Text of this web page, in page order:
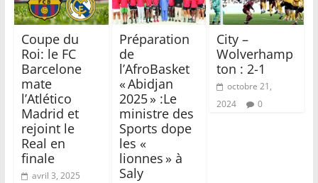
Coupe du
Roi: le FC
Barcelone
mate
l’Atlético
Madrid et
rejoint le
Real en
finale
avril 3, 2025
Préparation
de
l’AfroBasket
« Abidjan
2025 » :Le
ministre des
Sports dope
les «
lionnes » à
Saly
City –
Wolverhamp
ton : 2-1
octobre 21,
2024
0